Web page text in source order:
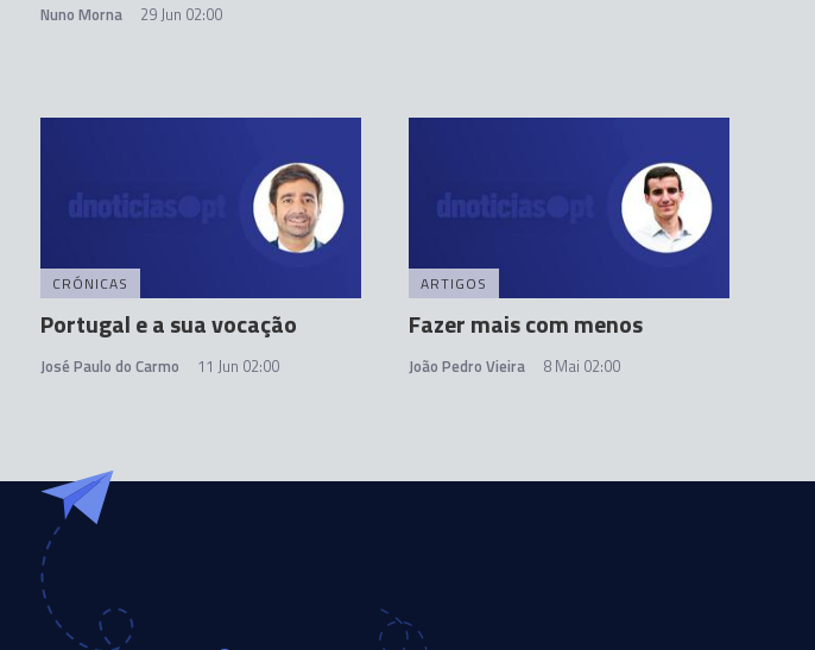
Nuno Morna 29 Jun 02:00
CRÓNICAS
Portugal e a sua vocação
José Paulo do Carmo 11 Jun 02:00
ARTIGOS
Fazer mais com menos
João Pedro Vieira 8 Mai 02:00